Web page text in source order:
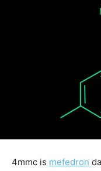
4mmc is mefedron